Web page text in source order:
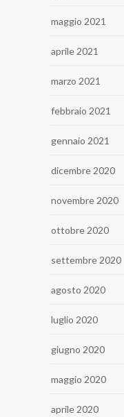
maggio 2021
aprile 2021
marzo 2021
febbraio 2021
gennaio 2021
dicembre 2020
novembre 2020
ottobre 2020
settembre 2020
agosto 2020
luglio 2020
giugno 2020
maggio 2020
aprile 2020